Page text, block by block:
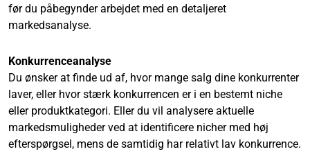
før du påbegynder arbejdet med en detaljeret
markedsanalyse.
Konkurrenceanalyse
Du ønsker at finde ud af, hvor mange salg dine konkurrenter
laver, eller hvor stærk konkurrencen er i en bestemt niche
eller produktkategori. Eller du vil analysere aktuelle
markedsmuligheder ved at identificere nicher med høj
efterspørgsel, mens de samtidig har relativt lav konkurrence.